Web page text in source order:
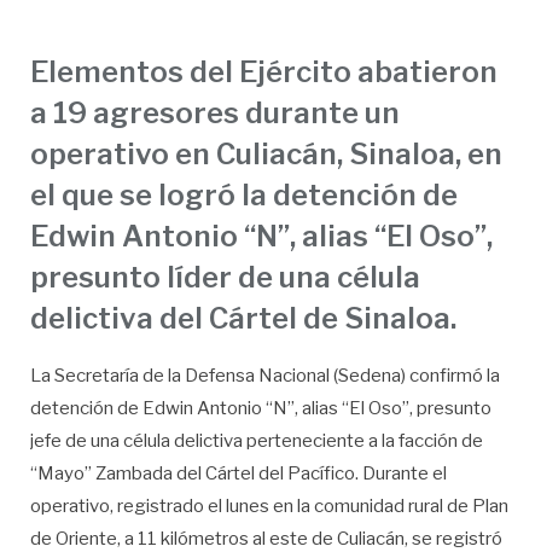
Elementos del Ejército abatieron
a 19 agresores durante un
operativo en Culiacán, Sinaloa, en
el que se logró la detención de
Edwin Antonio “N”, alias “El Oso”,
presunto líder de una célula
delictiva del Cártel de Sinaloa.
La Secretaría de la Defensa Nacional (Sedena) confirmó la
detención de Edwin Antonio “N”, alias “El Oso”, presunto
jefe de una célula delictiva perteneciente a la facción de
“Mayo” Zambada del Cártel del Pacífico. Durante el
operativo, registrado el lunes en la comunidad rural de Plan
de Oriente, a 11 kilómetros al este de Culiacán, se registró